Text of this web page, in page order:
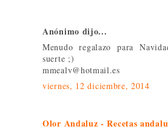
Anónimo dijo...
Menudo regalazo para
suerte ;)
mmealv@hotmail.es
viernes, 12 diciembre, 2014
Olor Andaluz - Recetas